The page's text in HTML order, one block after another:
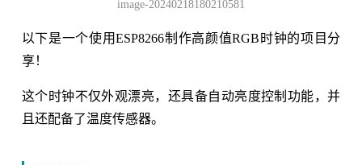
image-20240218180210581
以下是一个使用ESP8266制作高颜值RGB时钟的项目分
享！
这个时钟不仅外观漂亮，还具备自动亮度控制功能，并
且还配备了温度传感器。